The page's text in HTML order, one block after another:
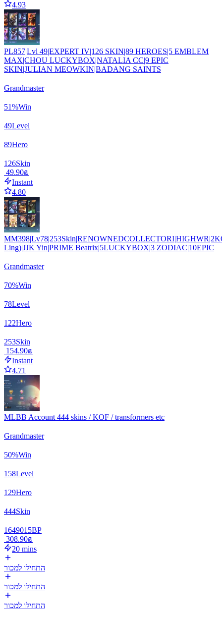
4.93
PL857|Lvl 49|EXPERT IV|126 SKIN|89 HEROES|5 EMBLEM
MAX|CHOU LUCKYBOX|NATALIA CC|9 EPIC
SKIN|JULIAN MEOWKIN|BADANG SAINTS
Grandmaster
51%Win
49Level
89Hero
126Skin
‏49.90 ‏₪
Instant
4.80
Ling)|JJK Yin|PRIME Beatrix|5LUCKYBOX|3 ZODIAC|10EPIC
Grandmaster
70%Win
78Level
122Hero
253Skin
‏154.90 ‏₪
Instant
4.71
MLBB Account 444 skins / KOF / transformers etc
Grandmaster
50%Win
158Level
129Hero
444Skin
1649015BP
‏308.90 ‏₪
20 mins
התחילו למכור
התחילו למכור
התחילו למכור